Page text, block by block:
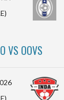
VS OOVS